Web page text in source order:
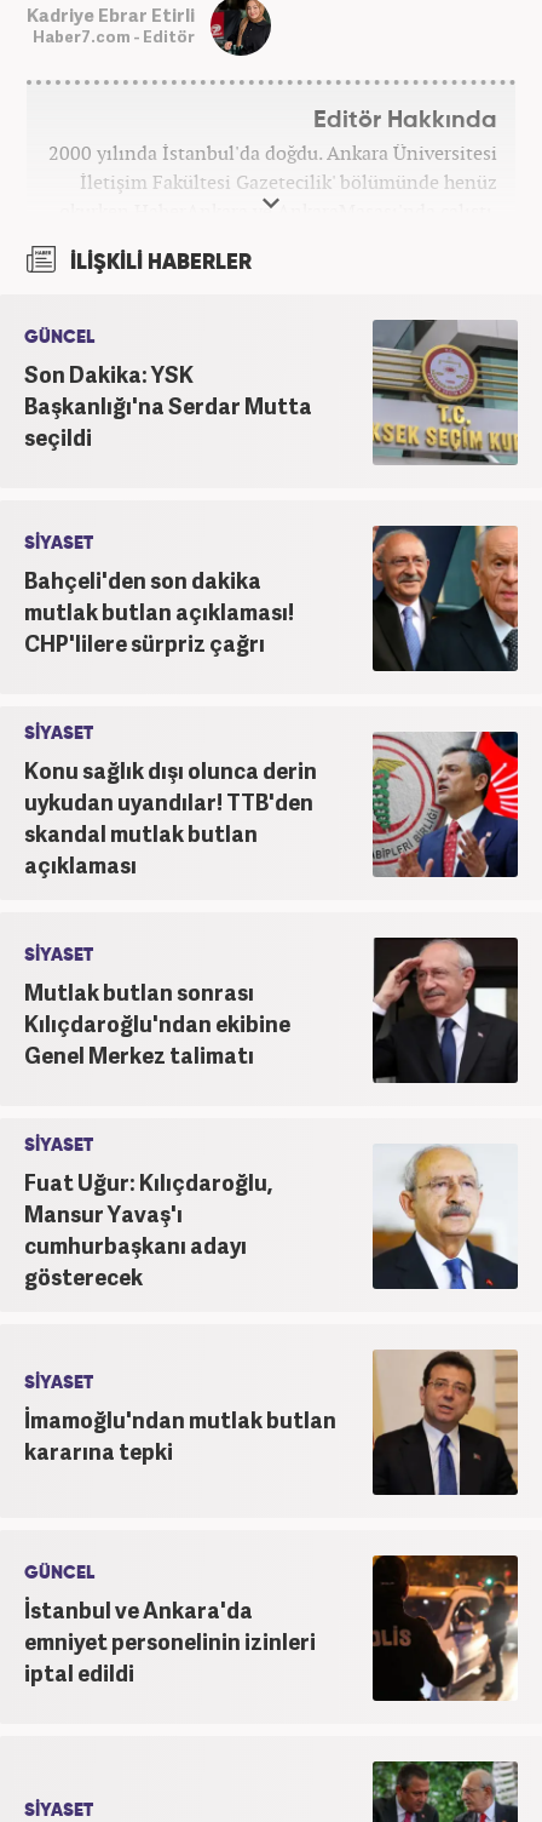
Kadriye Ebrar Etirli
Haber7.com - Editör
Editör Hakkında
2000 yılında İstanbul'da doğdu. Ankara Üniversitesi
İletişim Fakültesi Gazetecilik' bölümünde henüz
okurken HaberAnkara ve AnkaraMasası'nda çalıştı.
2022 yılındaki mezuniyetinin ardından Beyaz TV'de
'Haber Editörü' pozisyonunda görev aldı. 2024
Editörü kariyerine devam etmektedir.
İLİŞKİLİ HABERLER
GÜNCEL
Son Dakika: YSK
Başkanlığı'na Serdar Mutta
seçildi
SİYASET
Bahçeli'den son dakika
mutlak butlan açıklaması!
CHP'lilere sürpriz çağrı
SİYASET
Konu sağlık dışı olunca derin
uykudan uyandılar! TTB'den
skandal mutlak butlan
açıklaması
SİYASET
Mutlak butlan sonrası
Kılıçdaroğlu'ndan ekibine
Genel Merkez talimatı
SİYASET
Fuat Uğur: Kılıçdaroğlu,
Mansur Yavaş'ı
cumhurbaşkanı adayı
gösterecek
SİYASET
İmamoğlu'ndan mutlak butlan
kararına tepki
GÜNCEL
İstanbul ve Ankara'da
emniyet personelinin izinleri
iptal edildi
SİYASET